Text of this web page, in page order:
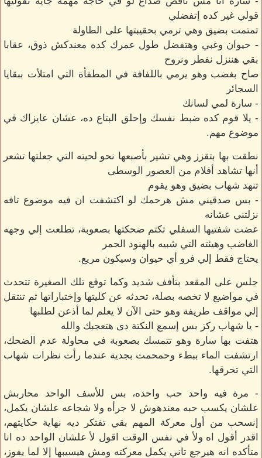
قولي غير كده إتفضلي
تمتمت بضيق وهي ترمي بحقيبتها على الطاولة
- حيوان وغبي وهتفضل طول عمرك كده معندكش ذوق، عقابا
بقي هننزل نفطر ونروح
صاح بغضب وهو يرمي باللفافة في المطفأة التي امتلأت ببقايا
السجائر
- سارة لمي لسانك
- يلا قوم كده ضبط نفسك وإحلق البتاع ده، عشان عايزاك في
موضوع مهم.
نطقت بها بتقزز وهي تشير بأصبعها نحو لحيته التي جعلتها تشعر
أنها تشاهد أفلام من العصور الوسطى
تنهد شهاب بضيق وهو يقوم
- بس صدقيني مش هرحمك لو اكتشفت ان فيه موضوع تافه
نزلتني عشانه
عضت شفتيها السفلي تكتم ضحكتها بصعوبة، تطلعت إلي وجهه
الغاضب وهيئته التي شبيه بالهنود الحمر
يحتاج فقط إلي فرو أي حيوان وسيكون مريع.
جلس على المقعد بتأفف شديد وكما توقع تلك الصغيرة تتحدث
في مواضيع لا تخصه بصلة، تحدثه عن كليتها وإختباراتها ثم تنتقل
إلي مواقف طريفة وهو حتى الآن لا يعلم لما أذعن لطلبها
- يا شهاب ركز بس إسمع النكتة دى هتعجبك والله
هتفت بها سارة وهو تتمسك بصعوبة في محاولة عدم الضحك،
ارتشفت الماء ببطء وحمحمت بجدية عندما رأت نظرات شهاب
التي تحرقها.
- مرة فيه واحد حب واحده، بس للأسف الواحد محاربش
علشان يكسب حبه معندهوش لا جرأه ولا شجاعه علشان يكمل،
إنسحب من أول معركة المهم بقي تفتكر ديه نهاية حكايتهم،
اقدر أقول اه ولأ في نفس الوقت اقول لأ علشان الواحد ده انا
متأكده انه هيرجع تاني يكمل معركته ومش هيسيبها إلا لما يفوز،